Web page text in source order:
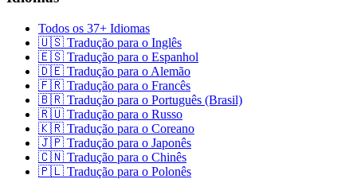
Todos os 37+ Idiomas
🇺🇸 Tradução para o Inglês
🇪🇸 Tradução para o Espanhol
🇩🇪 Tradução para o Alemão
🇫🇷 Tradução para o Francês
🇧🇷 Tradução para o Português (Brasil)
🇷🇺 Tradução para o Russo
🇰🇷 Tradução para o Coreano
🇯🇵 Tradução para o Japonês
🇨🇳 Tradução para o Chinês
🇵🇱 Tradução para o Polonês